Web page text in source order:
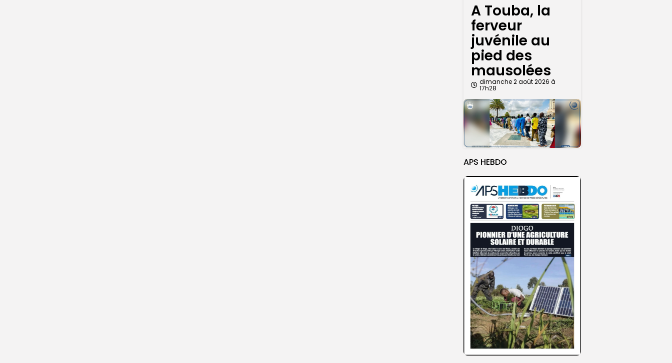
A Touba, la
ferveur
juvénile au
pied des
mausolées
dimanche 2 août 2026 à
17h28
APS HEBDO